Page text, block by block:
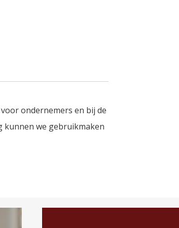
ondernemers en bij de
kunnen we gebruikmaken